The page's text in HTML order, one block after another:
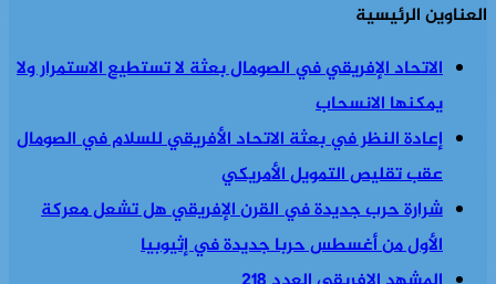
العناوين الرئيسية
الاتحاد الإفريقي في الصومال بعثة لا تستطيع الاستمرار ولا
يمكنها الانسحاب
إعادة النظر في بعثة الاتحاد الأفريقي للسلام في الصومال
عقب تقليص التمويل الأمريكي
شرارة حرب جديدة في القرن الإفريقي هل تشعل معركة
الأول من أغسطس حربا جديدة في إثيوبيا